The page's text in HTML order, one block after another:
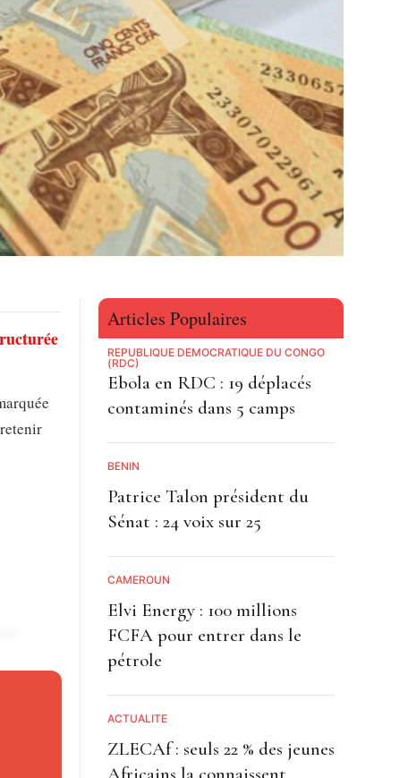
Articles Populaires
RÉPUBLIQUE DÉMOCRATIQUE DU CONGO
(RDC)
Ebola en RDC : 19 déplacés
contaminés dans 5 camps
BÉNIN
Patrice Talon président du
Sénat : 24 voix sur 25
CAMEROUN
Elvi Energy : 100 millions
FCFA pour entrer dans le
pétrole
ACTUALITE
ZLECAf : seuls 22 % des jeunes